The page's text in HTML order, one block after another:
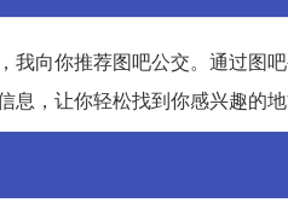
向你推荐图吧公交。通过图
，让你轻松找到你感兴趣的地